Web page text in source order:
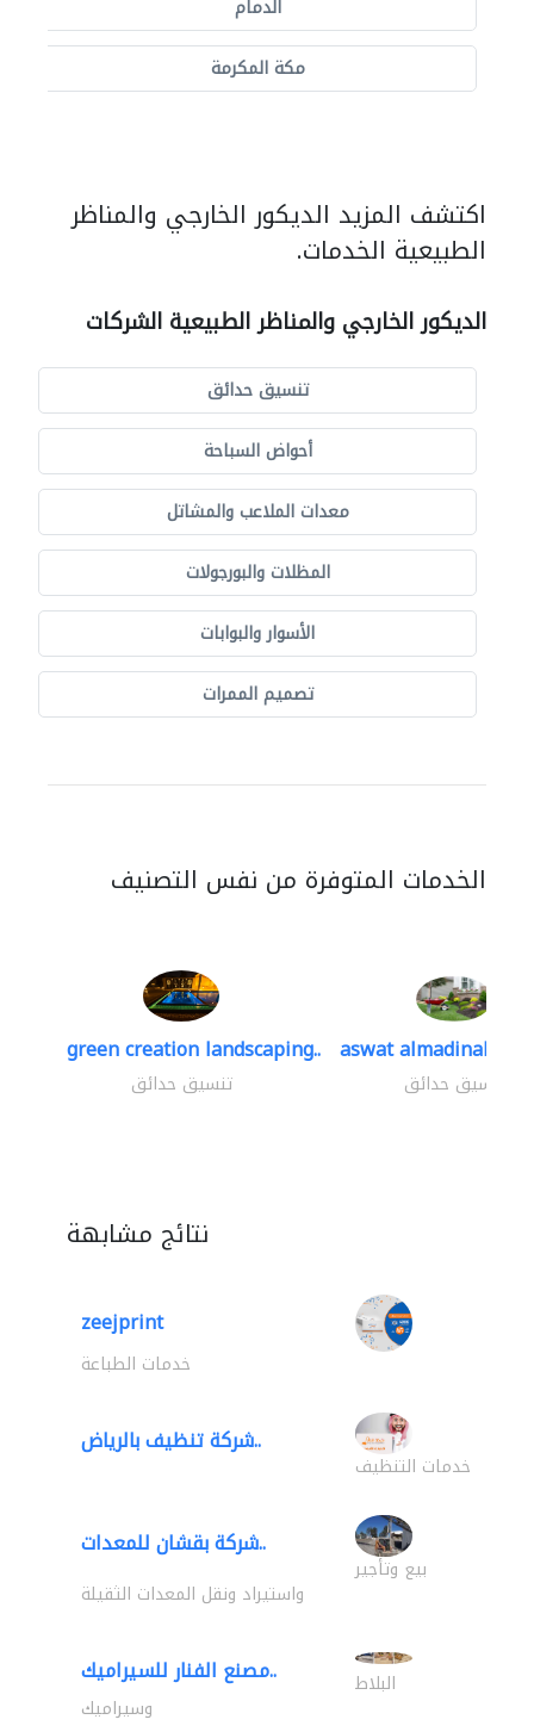
الدمام
مكة المكرمة
اكتشف المزيد الديكور الخارجي والمناظر
الطبيعية الخدمات.
الديكور الخارجي والمناظر الطبيعية الشركات
تنسيق حدائق
أحواض السباحة
معدات الملاعب والمشاتل
المظلات والبورجولات
الأسوار والبوابات
تصميم الممرات
الخدمات المتوفرة من نفس التصنيف
green creation landscaping..
تنسيق حدائق
aswat almadinah
تنسيق حدائق
نتائج مشابهة
zeejprint
خدمات الطباعة
شركة تنظيف بالرياض..
خدمات التنظيف
شركة بقشان للمعدات..
بيع وتأجير
واستيراد ونقل المعدات الثقيلة
مصنع الفنار للسيراميك.. البلاط
وسيراميك